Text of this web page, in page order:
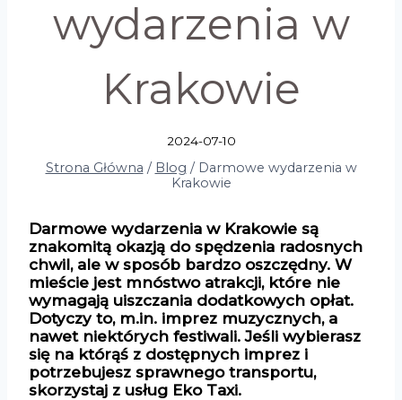
wydarzenia w
Krakowie
2024-07-10
Strona Główna / Blog / Darmowe wydarzenia w
Krakowie
Darmowe wydarzenia w Krakowie są
znakomitą okazją do spędzenia radosnych
chwil, ale w sposób bardzo oszczędny. W
mieście jest mnóstwo atrakcji, które nie
wymagają uiszczania dodatkowych opłat.
Dotyczy to, m.in. imprez muzycznych, a
nawet niektórych festiwali. Jeśli wybierasz
się na którąś z dostępnych imprez i
potrzebujesz sprawnego transportu,
skorzystaj z usług Eko Taxi.